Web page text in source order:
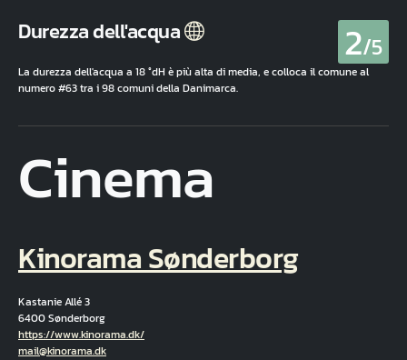
Durezza dell'acqua 2/5
La durezza dell'acqua a 18 °dH è più alta di media, e colloca il comune al
numero #63 tra i 98 comuni della Danimarca.
Cinema
Kinorama Sønderborg
Kastanie Allé 3
6400 Sønderborg
Hjemmeside
https://www.kinorama.dk/
E-mail
mail@kinorama.dk